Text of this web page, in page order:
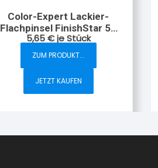
Color-Expert Lackier-
Flachpinsel FinishStar 50
mm 9. Stärke
5,65€ je Stück
ZUM PRODUKT...
JETZT KAUFEN